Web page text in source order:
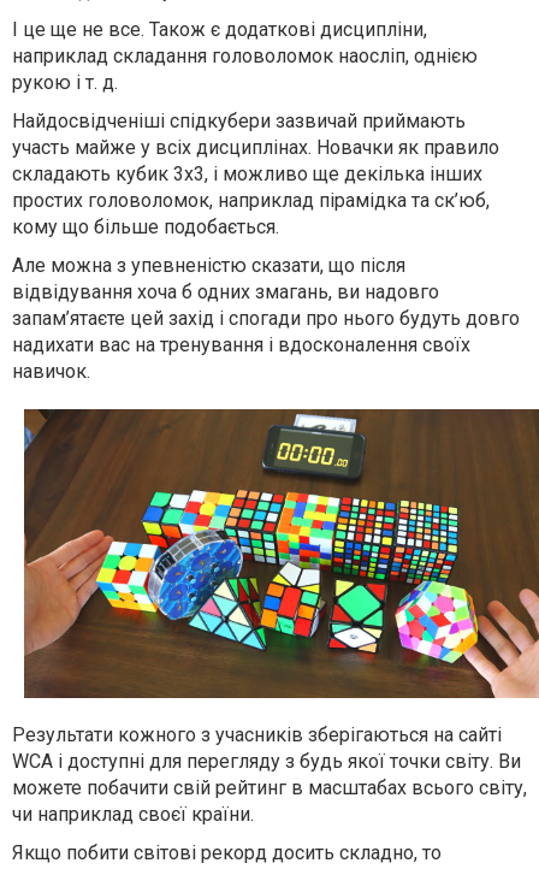
І це ще не все. Також є додаткові дисципліни,
наприклад складання головоломок наосліп, однією
рукою і т. д.
Найдосвідченіші спідкубери зазвичай приймають
участь майже у всіх дисциплінах. Новачки як правило
складають кубик 3х3, і можливо ще декілька інших
простих головоломок, наприклад пірамідка та ск’юб,
кому що більше подобається.
Але можна з упевненістю сказати, що після
відвідування хоча б одних змагань, ви надовго
запам’ятаєте цей захід і спогади про нього будуть довго
надихати вас на тренування і вдосконалення своїх
навичок.
Результати кожного з учасників зберігаються на сайті
WCA і доступні для перегляду з будь якої точки світу. Ви
можете побачити свій рейтинг в масштабах всього світу,
чи наприклад своєї країни.
Якщо побити світові рекорд досить складно, то